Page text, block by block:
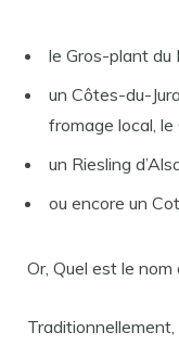
le Gros-plant du
un Côtes-du-
fromage local, le
un Riesling
ou encore un
Or, Quel est le